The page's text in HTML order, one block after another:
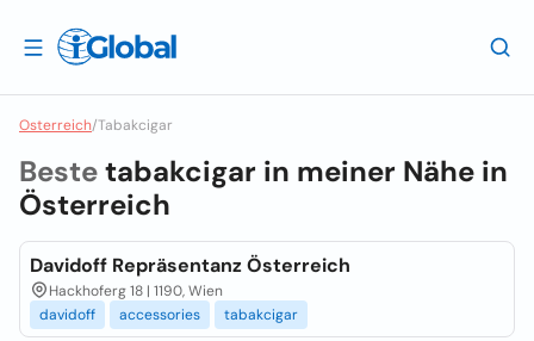
Osterreich/Tabakcigar
Bestetabakcigar in meiner Nähe in
Österreich
Davidoff Repräsentanz Österreich
Hackhoferg 18 | 1190, Wien
davidoff
accessories tabakcigar